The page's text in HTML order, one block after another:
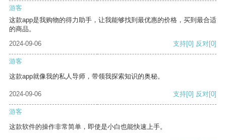
游客
这款app是我购物的得力助手，让我能够找到最优惠的价格，买到最合适
的商品。
2024-09-06
支持[0] 反对[0]
游客
这款app就像我的私人导师，带领我探索知识的奥秘。
2024-09-06 支持[0] 反对[0]
游客
这款软件的操作非常简单，即使是小白也能快速上手。